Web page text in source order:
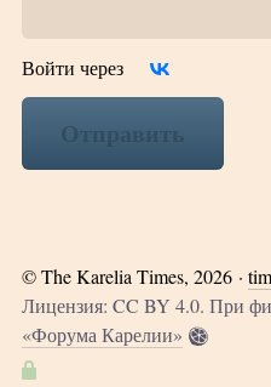
Войти через
Отправить
©The Karelia Times, 2026 ·
Лицензия: CC BY 4.0. При
«Форума Карелии»